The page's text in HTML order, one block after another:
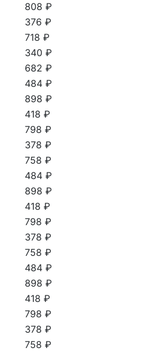
808 ₽
376 ₽
718 ₽
340 ₽
682 ₽
484 ₽
898 ₽
418 ₽
798 ₽
378 ₽
758 ₽
484 ₽
898 ₽
418 ₽
798 ₽
378 ₽
758 ₽
484 ₽
898 ₽
418 ₽
798 ₽
378 ₽
758 ₽